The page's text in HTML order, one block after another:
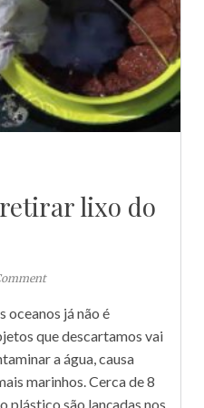
lixo do
oceanos já não é
que descartamos vai
a água, causa
marinhos. Cerca de 8
plástico são lançadas nos